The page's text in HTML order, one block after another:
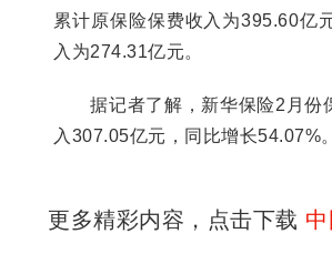
累计原保险保费收入为395.60亿
入为274.31亿元。
据记者了解，新华保险2月份
入307.05亿元，同比增长54.07%。
更多精彩内容，点击下载